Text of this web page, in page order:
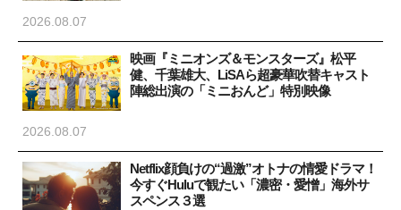
2026.08.07
映画『ミニオンズ＆モンスターズ』松平
健、千葉雄大、LiSAら超豪華吹替キャスト
陣総出演の「ミニおんど」特別映像
2026.08.07
Netflix顔負けの“過激”オトナの情愛ドラマ！
今すぐHuluで観たい「濃密・愛憎」海外サ
スペンス３選